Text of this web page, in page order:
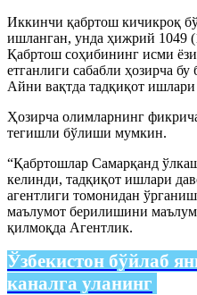
Иккинчи қабртош кичикроқ
ишланган, унда ҳижрий 1049
Қабртош соҳибининг исми
етганлиги сабабли ҳозирча
Айни вақтда тадқиқот
Ҳозирча олимларнинг
тегишли бўлиши мумкин.
“Қабртошлар Самарқанд
келинди, тадқиқот ишлари
агентлиги томонидан
маълумот берилишини
қилмоқда Агентлик.
Ўзбекистон бўйлаб
каналга уланинг